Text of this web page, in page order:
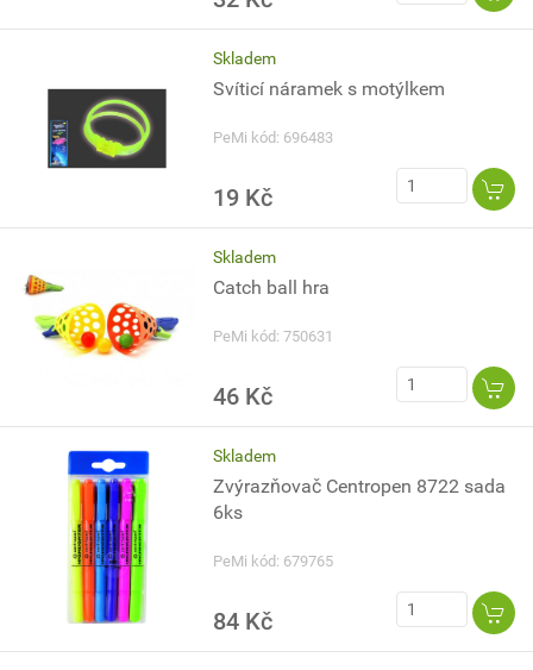
Skladem
Svíticí náramek s motýlkem
PeMi kód: 696483
19 Kč
Skladem
Catch ball hra
PeMi kód: 750631
46 Kč
Skladem
Zvýrazňovač Centropen 8722 sada
6ks
PeMi kód: 679765
84 Kč